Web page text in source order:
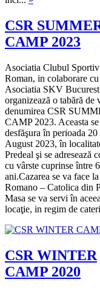
CSR
CAMP 2023
Asociatia Clubul Sportiv
Roman, in colaborare cu
Asociatia SKV
organizează o tabără de
denumirea CSR
CAMP 2023. Aceasta se
desfăşura în perioada
August 2023, în
Predeal şi se adresează
cu vârste cuprinse între
ani.Cazarea se va face
Romano – Catolica din
Masa se va servi în
locaţie, in regim de
CSR WINTER
CAMP 2020